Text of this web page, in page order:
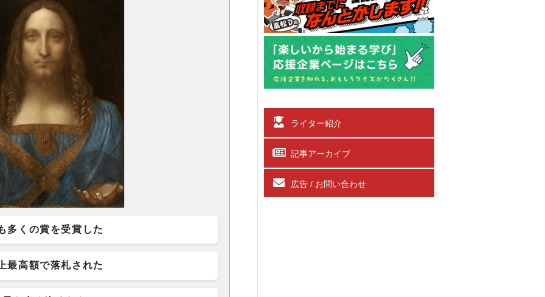
多くの賞を受賞した
最高額で落札された
ライター紹介
記事アーカイブ
広告 / お問い合わせ